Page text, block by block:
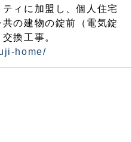
ィに加盟し、個人住宅
の建物の錠前（電気錠
換工事。
home/